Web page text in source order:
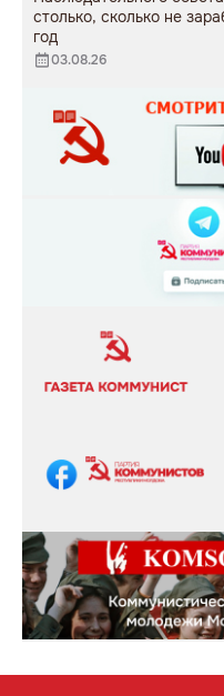
столько, сколько не
год
03.08.26